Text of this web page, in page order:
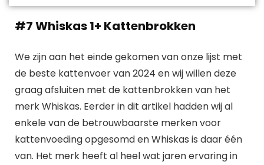
#7 Whiskas 1+ Kattenbrokken
We zijn aan het einde gekomen van onze lijst met
de beste kattenvoer van 2024 en wij willen deze
graag afsluiten met de kattenbrokken van het
merk Whiskas. Eerder in dit artikel hadden wij al
enkele van de betrouwbaarste merken voor
kattenvoeding opgesomd en Whiskas is daar één
van. Het merk heeft al heel wat jaren ervaring in